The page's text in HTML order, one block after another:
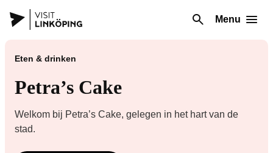
Menu
Eten & drinken
Petra’s Cake
Welkom bij Petra’s Cake, gelegen in het hart van de
stad.